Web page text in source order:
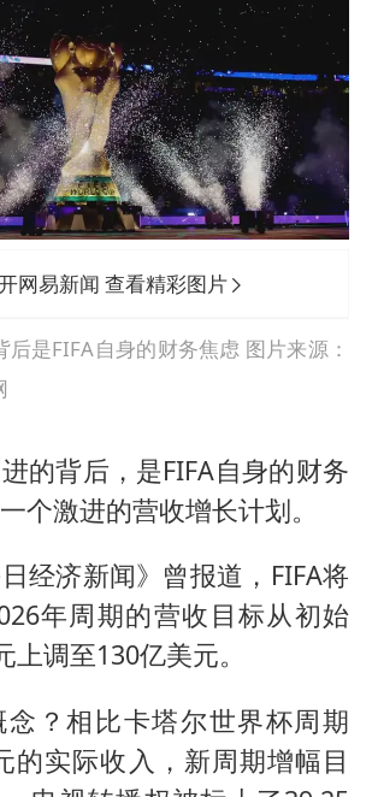
网易新闻 查看精彩图片
后是FIFA自身的财务焦虑 图片来源：
的背后，是FIFA自身的财务
个激进的营收增长计划。
经济新闻》曾报道，FIFA将
年周期的营收目标从初始
上调至130亿美元。
？相比卡塔尔世界杯周期
的实际收入，新周期增幅目